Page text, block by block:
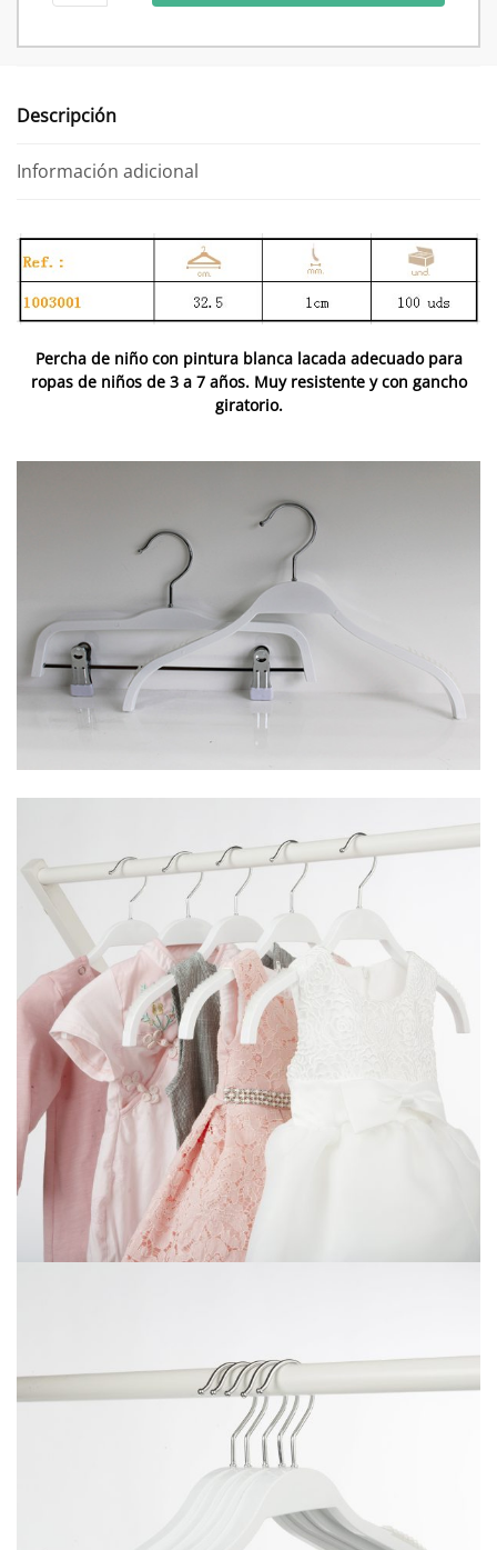
blanca
para
9
cantidad
Descripción
Información adicional
Percha de niño con pintura blanca lacada adecuado para
ropas de niños de 3 a 7 años. Muy resistente y con gancho
giratorio.